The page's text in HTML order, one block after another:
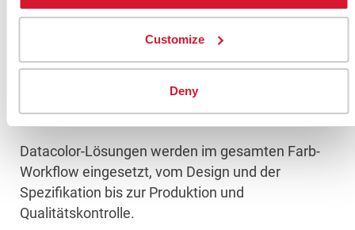
Customize
Deny
Lieferanten von Innenraum- und
Dekorationsmaterialien mit objektiven Farbmess-,
konsistente Farbergebnisse für alle Materialien,
Prozesse und Produktionsstandorte zu
gewährleisten.
Datacolor-Lösungen werden im gesamten Farb-
Workflow eingesetzt, vom Design und der
Spezifikation bis zur Produktion und
Qualitätskontrolle.